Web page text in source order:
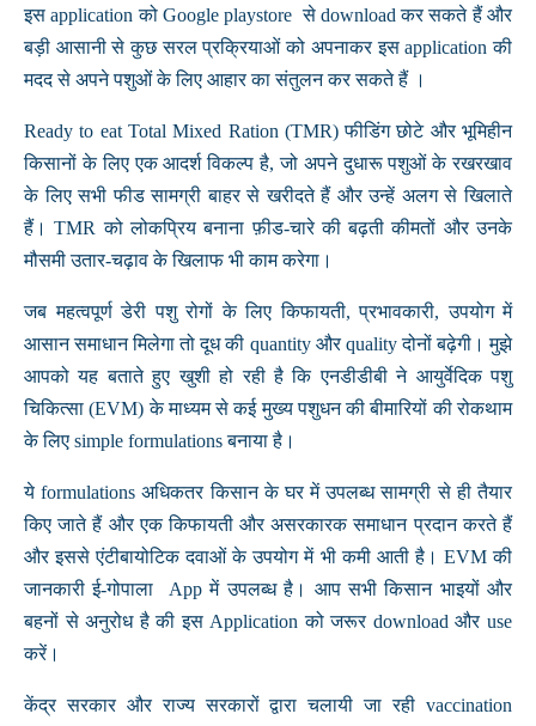
इस application को Google playstore से download कर सकते हैं और
बड़ी आसानी से कुछ सरल प्रक्रियाओं को अपनाकर इस application की
मदद से अपने पशुओं के लिए आहार का संतुलन कर सकते हैं ।
Ready to eat Total Mixed Ration (TMR) फीडिंग छोटे और भूमिहीन
किसानों के लिए एक आदर्श विकल्प है, जो अपने दुधारू पशुओं के रखरखाव
के लिए सभी फीड सामग्री बाहर से खरीदते हैं और उन्हें अलग से खिलाते
हैं। TMR को लोकप्रिय बनाना फ़ीड-चारे की बढ़ती कीमतों और उनके
मौसमी उतार-चढ़ाव के खिलाफ भी काम करेगा।
जब महत्वपूर्ण डेरी पशु रोगों के लिए किफायती, प्रभावकारी, उपयोग में
आसान समाधान मिलेगा तो दूध की quantity और quality दोनों बढ़ेगी। मुझे
आपको यह बताते हुए खुशी हो रही है कि एनडीडीबी ने आयुर्वेदिक पशु
चिकित्सा (EVM) के माध्यम से कई मुख्य पशुधन की बीमारियों की रोकथाम
के लिए simple formulations बनाया है।
ये formulations अधिकतर किसान के घर में उपलब्ध सामग्री से ही तैयार
किए जाते हैं और एक किफायती और असरकारक समाधान प्रदान करते हैं
और इससे एंटीबायोटिक दवाओं के उपयोग में भी कमी आती है। EVM की
जानकारी ई-गोपाला App में उपलब्ध है। आप सभी किसान भाइयों और
बहनों से अनुरोध है की इस Application को जरूर download और use
करें।
केंद्र सरकार और राज्य सरकारों द्वारा चलायी जा रही vaccination